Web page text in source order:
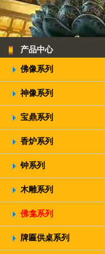
产品中心
佛像系列
神像系列
宝鼎系列
香炉系列
钟系列
木雕系列
佛龛系列
牌匾供桌系列